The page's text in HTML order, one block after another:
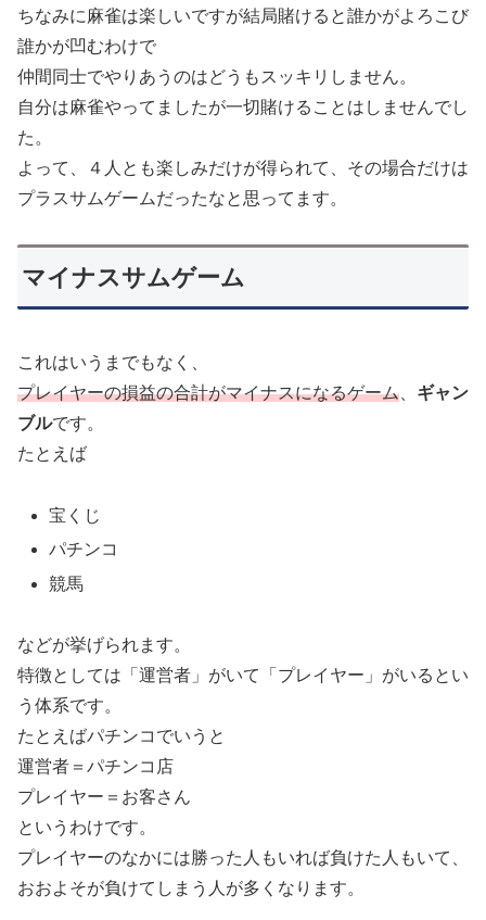
ちなみに麻雀は楽しいですが結局賭けると誰かがよろこび
誰かが凹むわけで
仲間同士でやりあうのはどうもスッキリしません。
自分は麻雀やってましたが一切賭けることはしませんでし
た。
よって、４人とも楽しみだけが得られて、その場合だけは
プラスサムゲームだったなと思ってます。
マイナスサムゲーム
これはいうまでもなく、
プレイヤーの損益の合計がマイナスになるゲーム
ギャン
ブルです。
たとえば
宝くじ
パチンコ
競馬
などが挙げられます。
特徴としては「運営者」がいて「プレイヤー」がいるとい
う体系です。
たとえばパチンコでいうと
運営者＝パチンコ店
プレイヤー＝お客さん
というわけです。
プレイヤーのなかには勝った人もいれば負けた人もいて、
おおよそが負けてしまう人が多くなります。